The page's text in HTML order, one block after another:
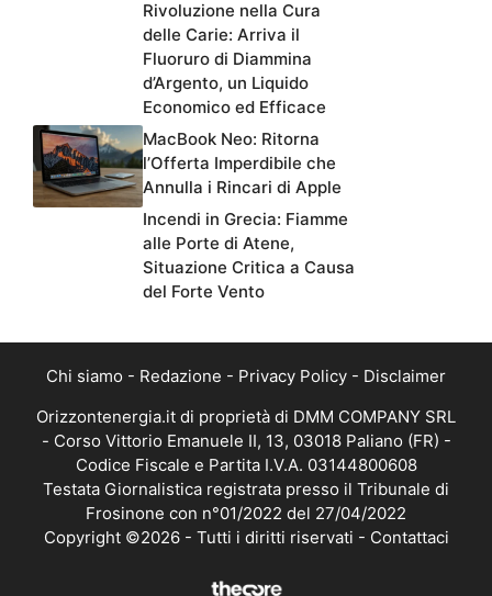
Rivoluzione nella Cura
delle Carie: Arriva il
Fluoruro di Diammina
d’Argento, un Liquido
Economico ed Efficace
MacBook Neo: Ritorna
l’Offerta Imperdibile che
Annulla i Rincari di Apple
Incendi in Grecia: Fiamme
alle Porte di Atene,
Situazione Critica a Causa
del Forte Vento
Chi siamo - Redazione - Privacy Policy - Disclaimer
Orizzontenergia.it di proprietà di DMM COMPANY SRL
- Corso Vittorio Emanuele II, 13, 03018 Paliano (FR) -
Codice Fiscale e Partita I.V.A. 03144800608
Testata Giornalistica registrata presso il Tribunale di
Frosinone con n°01/2022 del 27/04/2022
Copyright ©2026 - Tutti i diritti riservati - Contattaci